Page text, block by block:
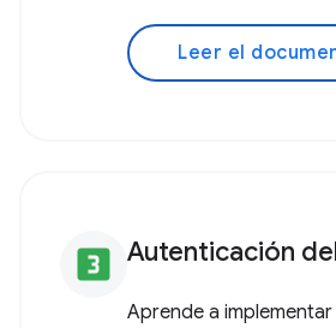
Leer el
looks_3 Autenticación
Aprende a